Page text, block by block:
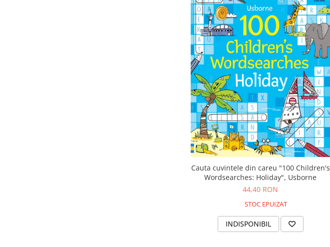
Cauta cuvintele din careu "100 Children's
Wordsearches: Holiday", Usborne
44,40 RON
STOC EPUIZAT
INDISPONIBIL